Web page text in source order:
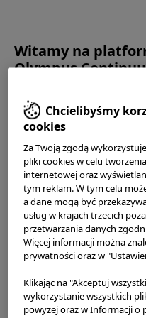
Zwiększając
Olympus
oferująca
kształcenie i
poszerzyć posiadaną
umiejętności
Witamy na
Olympus
Prosimy uważnie
przed rozpoczęciem
Ta witryna jest
ochrony zdrowia. Jeśli nie
zdrowia, nie możesz
internetowej, korzystać z
jakichkolwiek materiałów.
Niniejsza witryna
indywidualizowania
przeglądania. Pliki cookies
internetowe do
Więcej informacji można
prywatności. Możesz w
aktualne ustawienia
Chcielibyśmy
cookies
Za Twoją zgodą
pliki cookies w celu
internetowej oraz
tym reklam. W tym celu
a dane mogą być
usług w krajach trzecich
przetwarzania danych
Więcej informacji można
prywatności oraz w
Klikając na "Akceptuj
wykorzystanie wszystkich
powyżej oraz w Informacji o